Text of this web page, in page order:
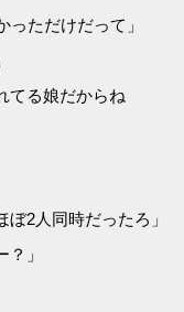
ただけだって」
てる娘だからね
2人同時だったろ」
」